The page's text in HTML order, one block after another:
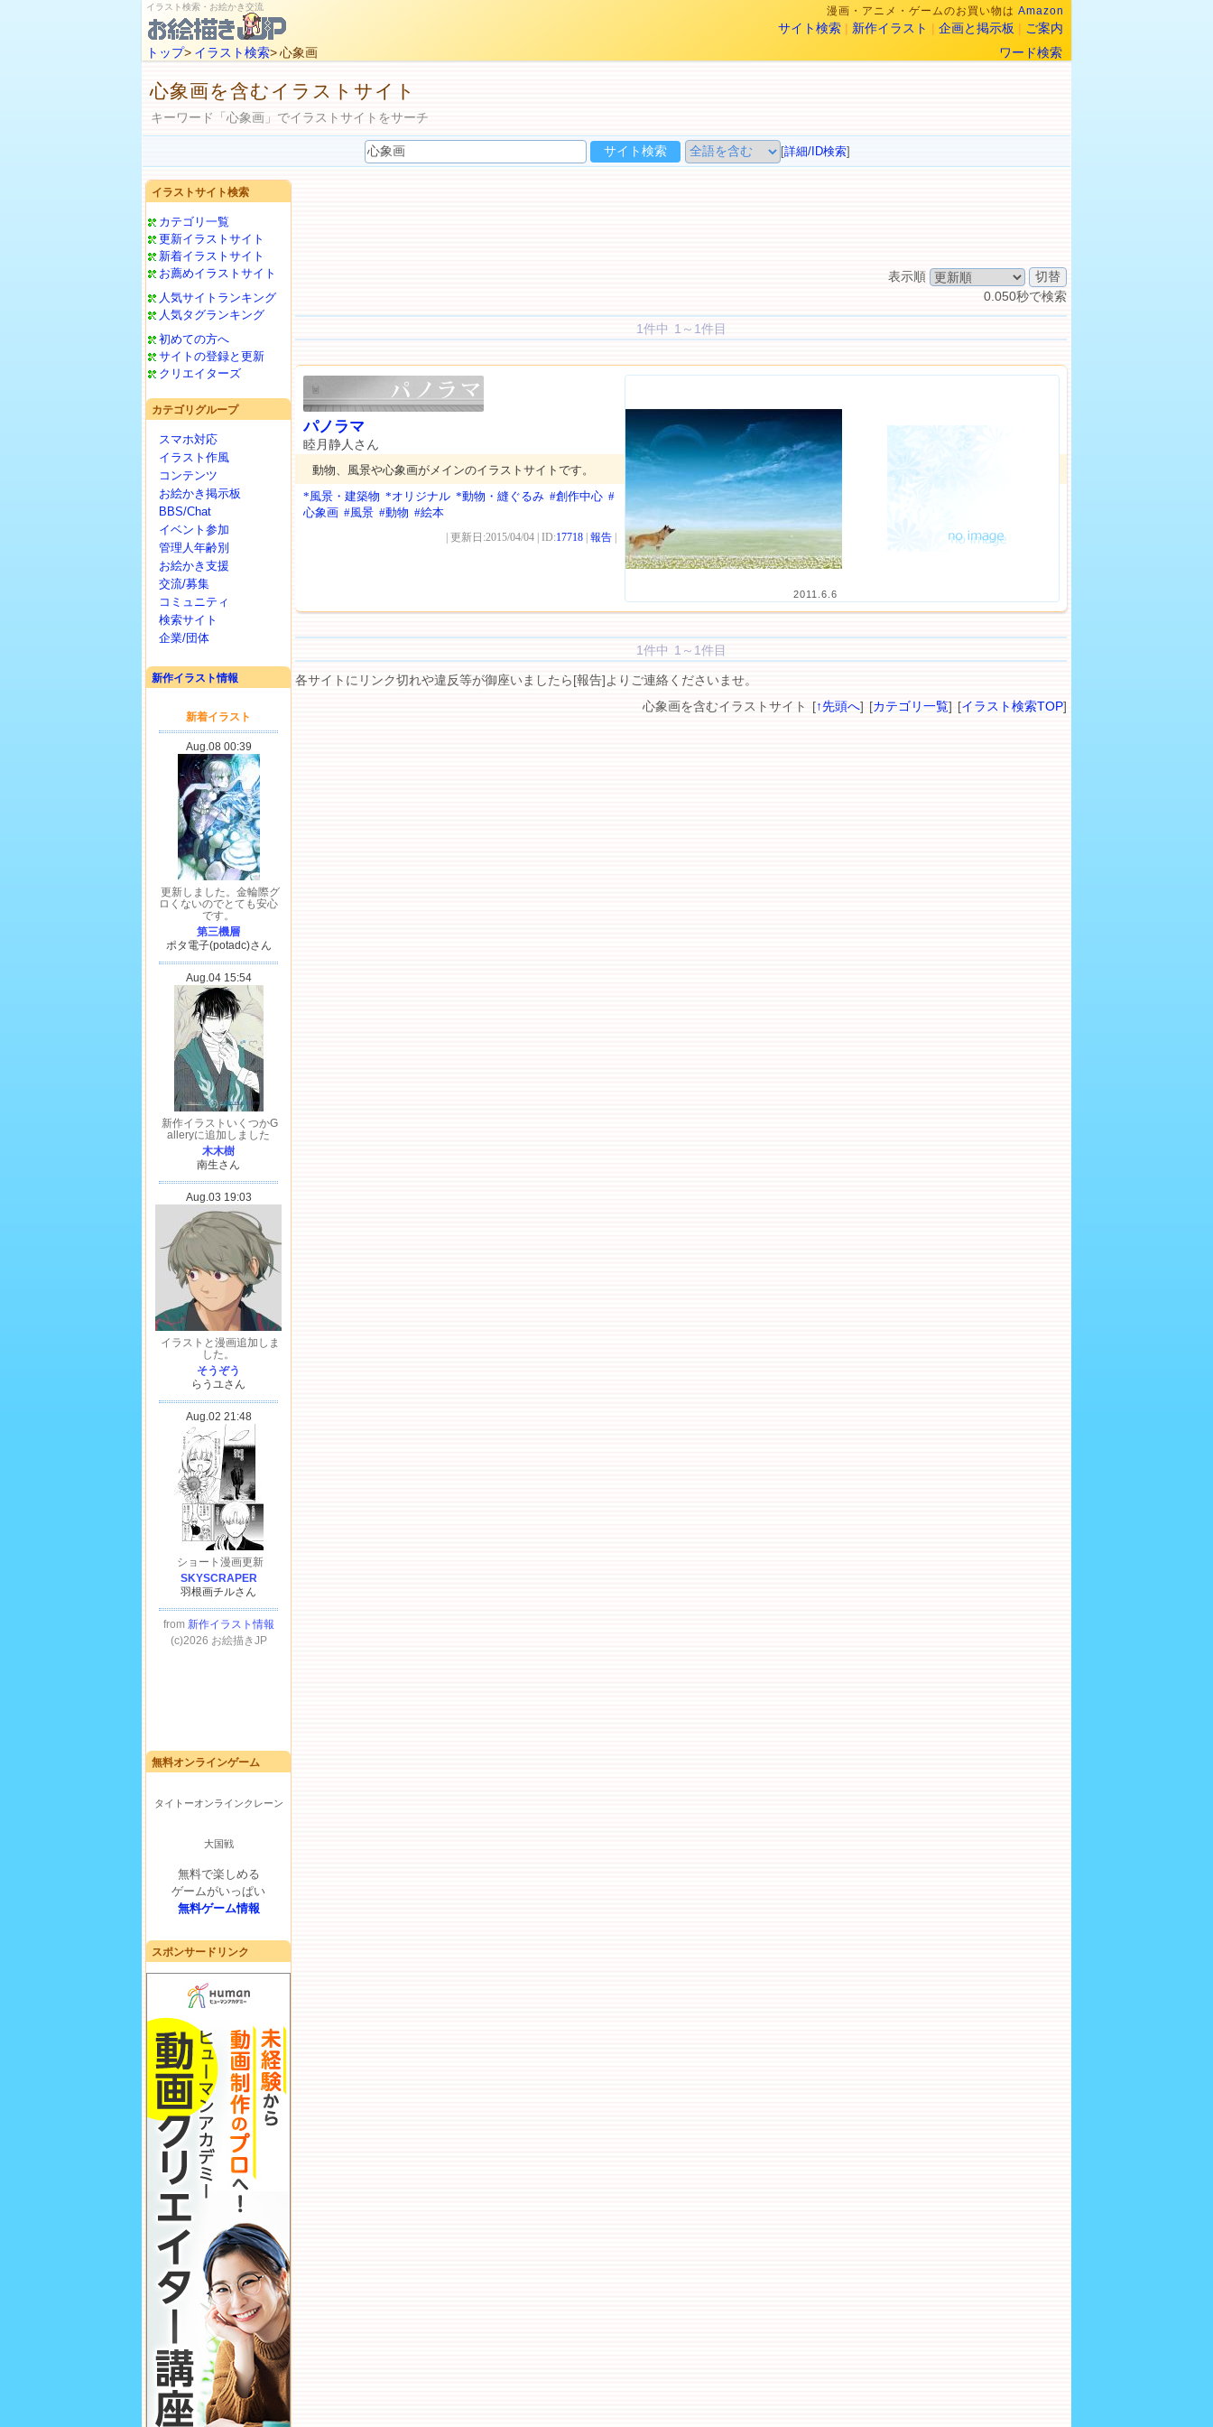
イラスト検索・お絵かき交流 漫画・アニメ・ゲームのお買い物は Amazon
サイト検索 | 新作イラスト | 企画と掲示板 | ご案内
トップ> イラスト検索> 心象画 ワード検索
心象画を含むイラストサイト
キーワード「心象画」でイラストサイトをサーチ
[詳細/ID検索]
イラストサイト検索
カテゴリ一覧
更新イラストサイト
新着イラストサイト
お薦めイラストサイト
人気サイトランキング
人気タグランキング
初めての方へ
サイトの登録と更新
クリエイターズ
カテゴリグループ
スマホ対応
イラスト作風
コンテンツ
お絵かき掲示板
BBS/Chat
イベント参加
管理人年齢別
お絵かき支援
交流/募集
コミュニティ
検索サイト
企業/団体
新作イラスト情報
無料オンラインゲーム
タイトーオンラインクレーン
大国戦
無料で楽しめる
ゲームがいっぱい
無料ゲーム情報
スポンサードリンク
表示順
0.050秒で検索
1件中 1～1件目
2011.6.6
パノラマ
睦月静人さん
動物、風景や心象画がメインのイラストサイトです。
*風景・建築物 *オリジナル *動物・縫ぐるみ #創作中心 #
心象画 #風景 #動物 #絵本
| 更新日:2015/04/04 | ID:17718 報告
1件中 1～1件目
各サイトにリンク切れや違反等が御座いましたら[報告]よりご連絡くださいませ。
心象画を含むイラストサイト [↑先頭へ] [カテゴリ一覧] [イラスト検索TOP]